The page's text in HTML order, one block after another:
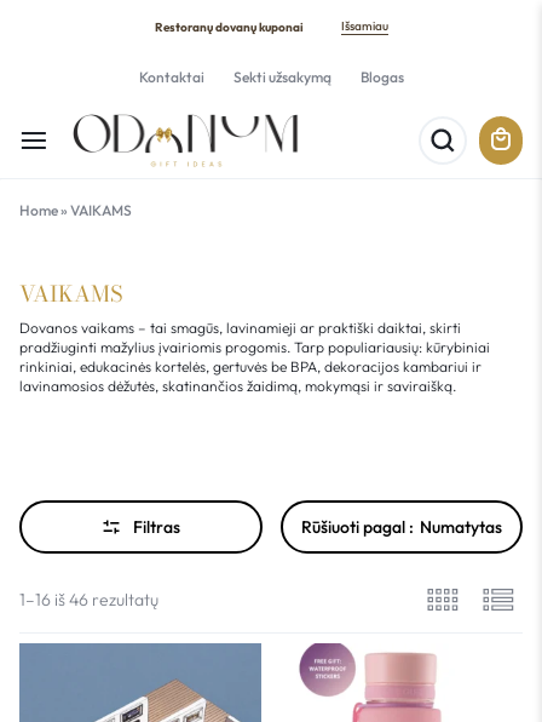
Restoranų dovanų kuponai Išsamiau
Kontaktai Sekti užsakymą Blogas
Home» VAIKAMS
VAIKAMS
Dovanos vaikams – tai smagūs, lavinamieji ar praktiški daiktai, skirti
pradžiuginti mažylius įvairiomis progomis. Tarp populiariausių: kūrybiniai
rinkiniai, edukacinės kortelės, gertuvės be BPA, dekoracijos kambariui ir
lavinamosios dėžutės, skatinančios žaidimą, mokymąsi ir saviraišką.
Filtras Rūšiuoti pagal : Numatytas
1–16 iš 46 rezultatų